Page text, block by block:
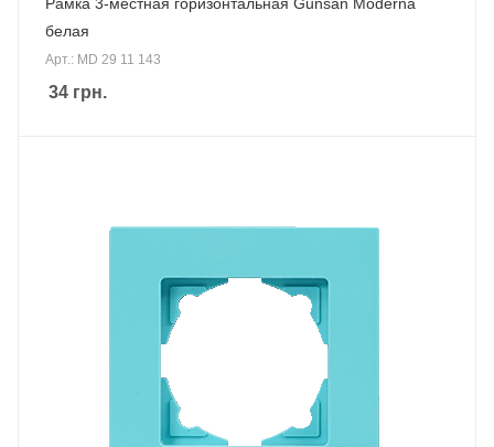
белая
Арт.: MD 29 11 143
34 грн.